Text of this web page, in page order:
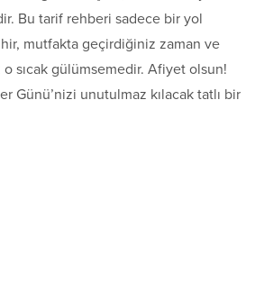
Bu tarif rehberi sadece bir yol
mutfakta geçirdiğiniz zaman ve
sıcak gülümsemedir. Afiyet olsun!
Günü’nizi unutulmaz kılacak tatlı bir